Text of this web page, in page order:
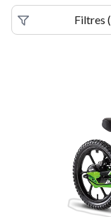
Filtres (